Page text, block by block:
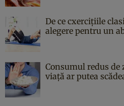
De ce cxercițiile
alegere pentru un
Consumul redus
viață ar putea